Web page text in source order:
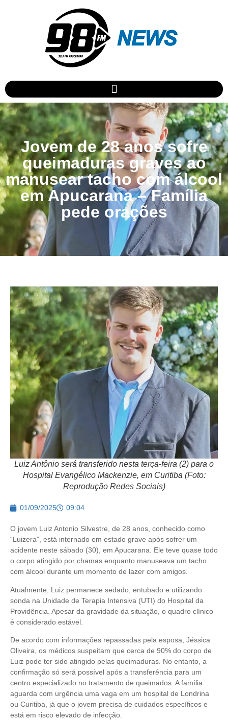
Jovem de 28 anos sofre
queimaduras graves ao
manusear tacho com álcool
em Apucarana – Família
pede orações
Luiz Antônio será transferido nesta terça-feira (2) para o
Hospital Evangélico Mackenzie, em Curitiba (Foto:
Reprodução Redes Sociais)
01/09/2025 09:04
O jovem Luiz Antonio Silvestre, de 28 anos, conhecido como
“Luizera”, está internado em estado grave após sofrer um
acidente neste sábado (30), em Apucarana. Ele teve quase todo
o corpo atingido por chamas enquanto manuseava um tacho
com álcool durante um momento de lazer com amigos.
Atualmente, Luiz permanece sedado, entubado e utilizando
sonda na Unidade de Terapia Intensiva (UTI) do Hospital da
Providência. Apesar da gravidade da situação, o quadro clínico
é considerado estável.
De acordo com informações repassadas pela esposa, Jéssica
Oliveira, os médicos suspeitam que cerca de 90% do corpo de
Luiz pode ter sido atingido pelas queimaduras. No entanto, a
confirmação só será possível após a transferência para um
centro especializado no tratamento de queimados. A família
aguarda com urgência uma vaga em um hospital de Londrina
ou Curitiba, já que o jovem precisa de cuidados específicos e
está em risco elevado de infecção.